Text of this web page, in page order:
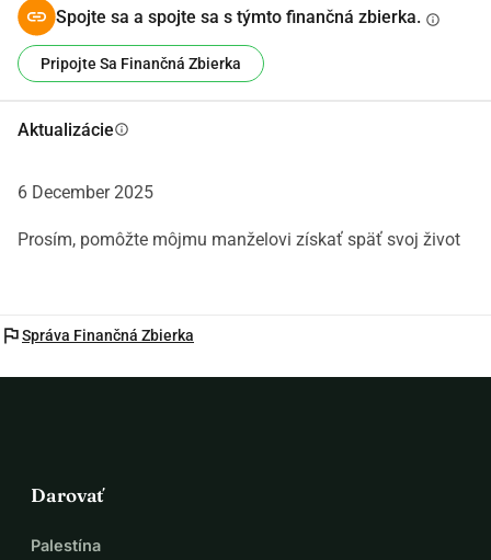
Spojte sa a spojte sa s týmto finančná zbierka. info
Pripojte Sa Finančná Zbierka
Aktualizácieinfo
6 December 2025
Prosím, pomôžte môjmu manželovi získať späť svoj život
flagSpráva Finančná Zbierka
Darovať
Palestína